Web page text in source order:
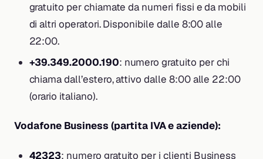
gratuito per chiamate da numeri fissi e da mobili
di altri operatori. Disponibile dalle 8:00 alle
22:00.
+39.349.2000.190: numero gratuito per chi
chiama dall’estero, attivo dalle 8:00 alle 22:00
(orario italiano).
Vodafone Business (partita IVA e aziende):
42323: numero gratuito per i clienti Business